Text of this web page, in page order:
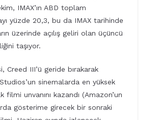
IMAX’ın ABD toplam
yüzde 20,3, bu da IMAX tarihinde
üzerinde açılış geliri olan üçüncü
taşıyor.
Creed III’ü geride bırakarak
sinemalarda en yüksek
filmi unvanını kazandı (Amazon’un
gösterime girecek bir sonraki